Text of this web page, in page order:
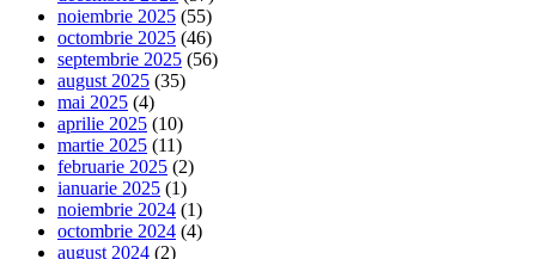
noiembrie 2025 (55)
octombrie 2025 (46)
septembrie 2025 (56)
august 2025 (35)
mai 2025 (4)
aprilie 2025 (10)
martie 2025 (11)
februarie 2025 (2)
ianuarie 2025 (1)
noiembrie 2024 (1)
octombrie 2024 (4)
august 2024 (2)